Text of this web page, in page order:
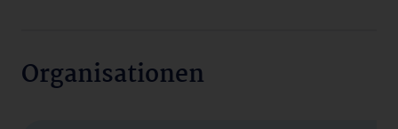
Organisationen